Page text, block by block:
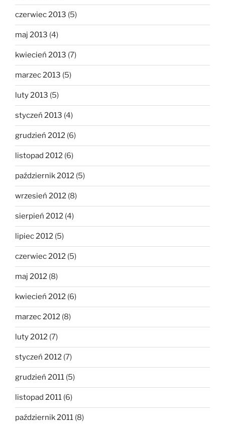
czerwiec 2013 (5)
maj 2013 (4)
kwiecień 2013 (7)
marzec 2013 (5)
luty 2013 (5)
styczeń 2013 (4)
grudzień 2012 (6)
listopad 2012 (6)
październik 2012 (5)
wrzesień 2012 (8)
sierpień 2012 (4)
lipiec 2012 (5)
czerwiec 2012 (5)
maj 2012 (8)
kwiecień 2012 (6)
marzec 2012 (8)
luty 2012 (7)
styczeń 2012 (7)
grudzień 2011 (5)
listopad 2011 (6)
październik 2011 (8)